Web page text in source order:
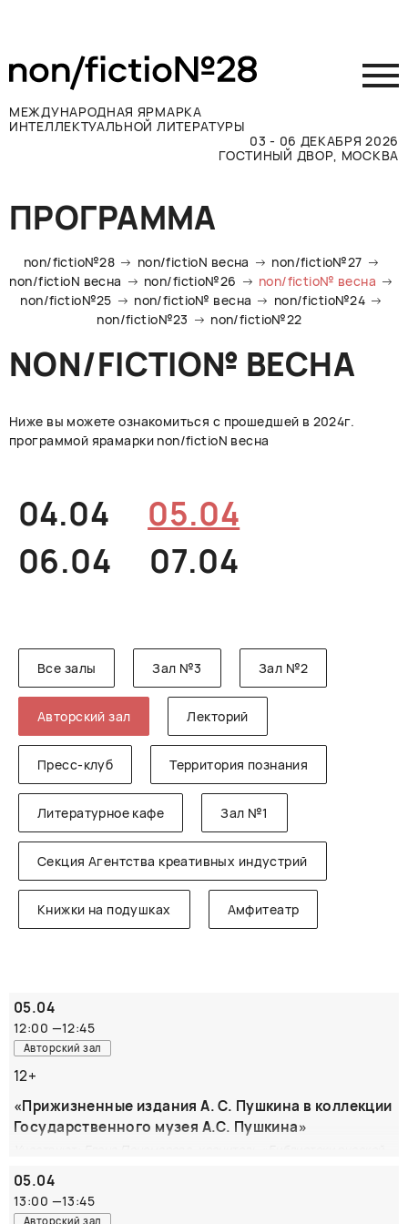
МЕЖДУНАРОДНАЯ ЯРМАРКА
ИНТЕЛЛЕКТУАЛЬНОЙ ЛИТЕРАТУРЫ
03 - 06 ДЕКАБРЯ 2026
ГОСТИНЫЙ ДВОР, МОСКВА
Принять участие
Участникам
Посетителям
Программа
Прессе
Контакты
РУССКИЙ ENGLISH CHINESE
ПРОГРАММА
non/fictio№28 non/fictioN весна
non/fictio№27
non/fictioN весна
non/fictio№26
non/fictio№ весна
non/fictio№25
non/fictio№ весна
non/fictio№24
non/fictio№23
non/fictio№22
NON/FICTIO№ ВЕСНА
Ниже вы можете ознакомиться с прошедшей в 2024г.
программой ярамарки non/fictioN весна
04.04
05.04
06.04
07.04
Все залы Зал №3 Зал №2
Авторский зал Лекторий
Пресс-клуб Территория познания
Литературное кафе Зал №1
Секция Агентства креативных индустрий
Книжки на подушках Амфитеатр
05.04
12:00 —12:45
Авторский зал
12+
«Прижизненные издания А. С. Пушкина в коллекции
Государственного музея А.С. Пушкина»
кандидат филологических наук
Лучшая и самая ценная часть книжной коллекции
05.04
13:00 —13:45
Авторский зал